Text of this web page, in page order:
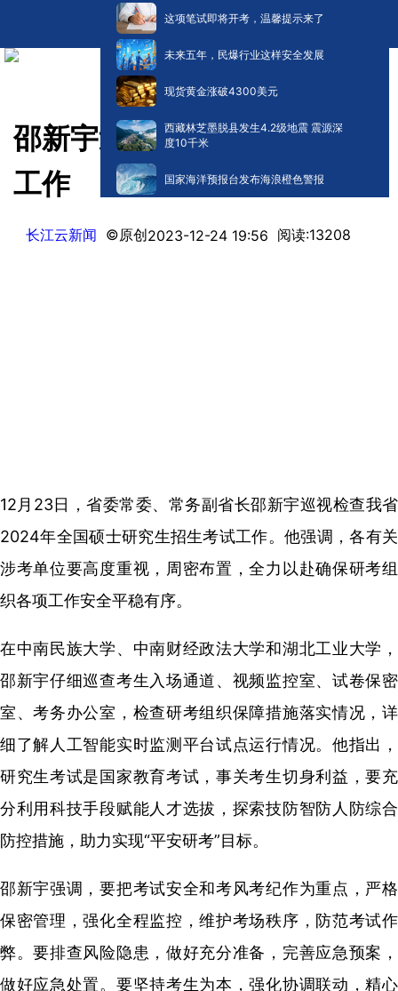
这项笔试即将开考，温馨提示来了
未来五年，民爆行业这样安全发展
现货黄金涨破4300美元
西藏林芝墨脱县发生4.2级地震 震源深
度10千米
国家海洋预报台发布海浪橙色警报
邵新宇巡查我省2024年研考
工作
长江云新闻 ©原创2023-12-24 19:56 阅读:13208
12月23日，省委常委、常务副省长邵新宇巡视检查我省
2024年全国硕士研究生招生考试工作。他强调，各有关
涉考单位要高度重视，周密布置，全力以赴确保研考组
织各项工作安全平稳有序。
在中南民族大学、中南财经政法大学和湖北工业大学，
邵新宇仔细巡查考生入场通道、视频监控室、试卷保密
室、考务办公室，检查研考组织保障措施落实情况，详
细了解人工智能实时监测平台试点运行情况。他指出，
研究生考试是国家教育考试，事关考生切身利益，要充
分利用科技手段赋能人才选拔，探索技防智防人防综合
防控措施，助力实现“平安研考”目标。
邵新宇强调，要把考试安全和考风考纪作为重点，严格
保密管理，强化全程监控，维护考场秩序，防范考试作
弊。要排查风险隐患，做好充分准备，完善应急预案，
做好应急处置。要坚持考生为本，强化协调联动，精心